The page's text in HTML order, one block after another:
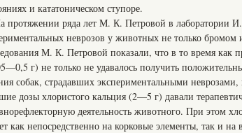
и кататоническом ступоре.
протяжении ряда лет М. К. Петровой в лаборатории
неврозов у животных не только
М. К. Петровой показали, что в то время как
г) не только не удавалось получить
собак, страдавших экспериментальными
дозы хлористого кальция (2—5 г) давали
деятельность животного. При этом
как непосредственно на корковые элементы, так и